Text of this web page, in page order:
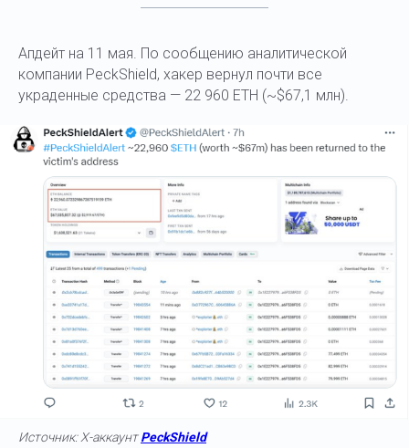
Апдейт на 11 мая. По сообщению аналитической
компании PeckShield, хакер вернул почти все
украденные средства — 22 960 ETH (~$67,1 млн).
Источник: X-аккаунтPeckShield